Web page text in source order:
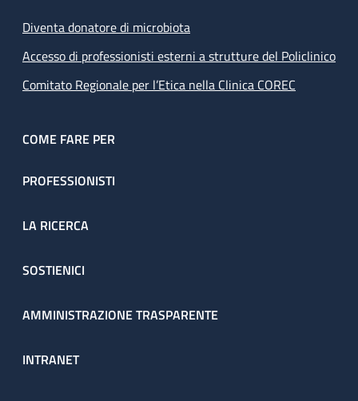
Diventa donatore di microbiota
Accesso di professionisti esterni a strutture del Policlinico
Comitato Regionale per l’Etica nella Clinica COREC
COME FARE PER
PROFESSIONISTI
LA RICERCA
SOSTIENICI
AMMINISTRAZIONE TRASPARENTE
INTRANET